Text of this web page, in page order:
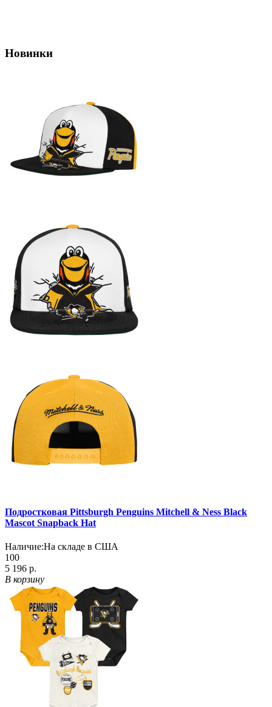
Новинки
Подростковая Pittsburgh Penguins Mitchell & Ness Black
Mascot Snapback Hat
Наличие:На складе в США
100
5 196 р.
В корзину